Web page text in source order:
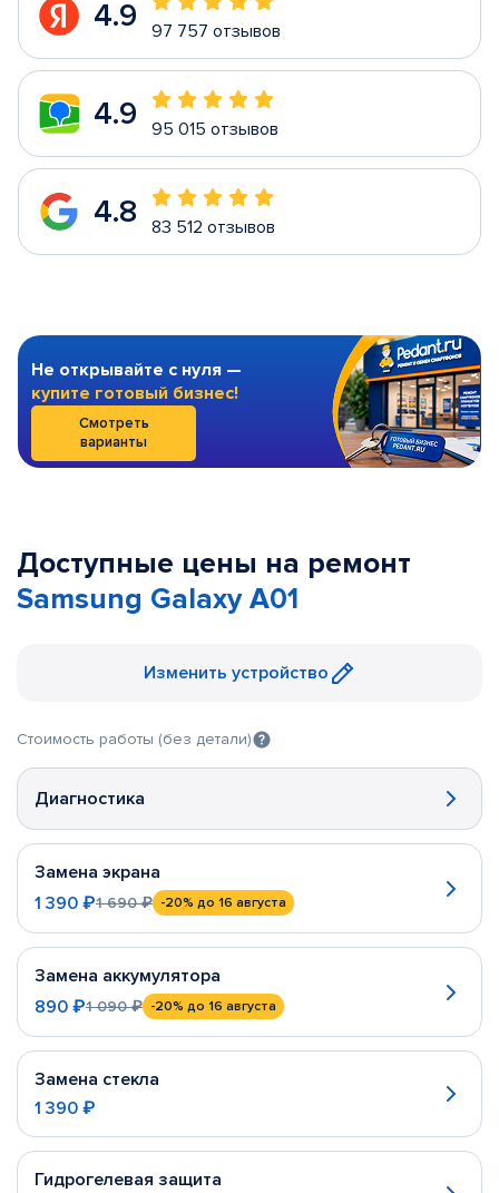
4.9 97 757 отзывов
4.9 95 015 отзывов
4.8 83 512 отзывов
Не открывайте с нуля —
купите готовый бизнес!
Смотреть
варианты
Доступные цены на ремонт
Samsung Galaxy A01
Изменить устройство
Стоимость работы (без детали)
Диагностика
Замена экрана
1 390 ₽1 690 ₽ -20% до 16 августа
Замена аккумулятора
890 ₽1 090 ₽ -20% до 16 августа
Замена стекла
1 390 ₽
Гидрогелевая защита